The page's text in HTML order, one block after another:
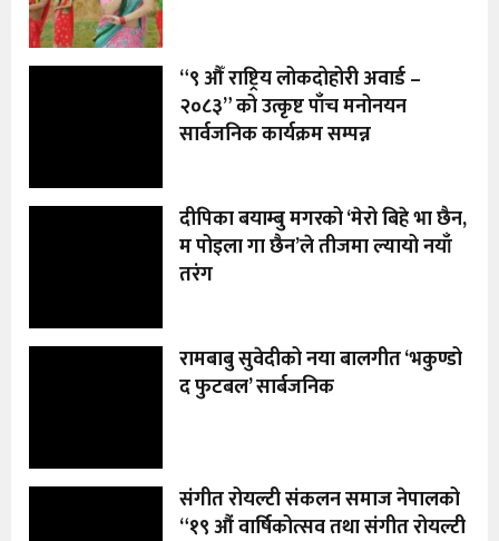
“९ औँ राष्ट्रिय लोकदोहोरी अवार्ड –
२०८३” को उत्कृष्ट पाँच मनोनयन
सार्वजनिक कार्यक्रम सम्पन्न
दीपिका बयाम्बु मगरको ‘मेरो बिहे भा छैन,
म पोइला गा छैन’ले तीजमा ल्यायो नयाँ
तरंग
रामबाबु सुवेदीको नया बालगीत ‘भकुण्डो
द फुटबल’ सार्बजनिक
संगीत रोयल्टी संकलन समाज नेपालको
“१९ औं वार्षिकोत्सव तथा संगीत रोयल्टी